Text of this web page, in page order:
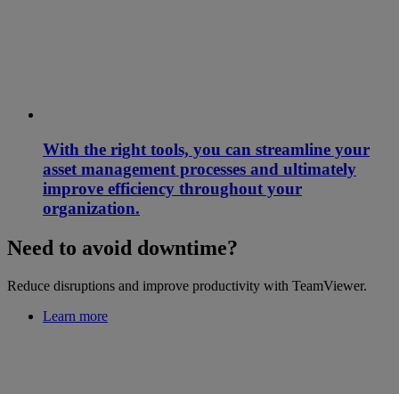
With the right tools, you can streamline your
asset management processes and ultimately
improve efficiency throughout your
organization.
Need to avoid downtime?
Reduce disruptions and improve productivity with TeamViewer.
Learn more